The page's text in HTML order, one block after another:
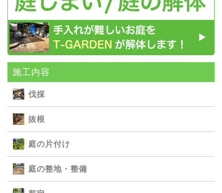
施⼯内容
伐採
抜根
庭の⽚付け
庭の整地・整備